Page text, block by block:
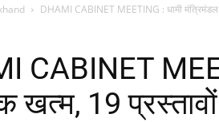
DHAMI CABINET MEETING : धामी
CABINET
खत्म, 19